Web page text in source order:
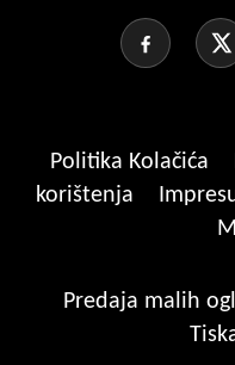
Politika Kolačića
korištenja
Predaja malih